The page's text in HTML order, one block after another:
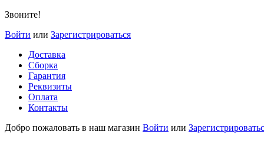
Звоните!
Войти или Зарегистрироваться
Доставка
Сборка
Гарантия
Реквизиты
Оплата
Контакты
Добро пожаловать в наш магазин Войти или